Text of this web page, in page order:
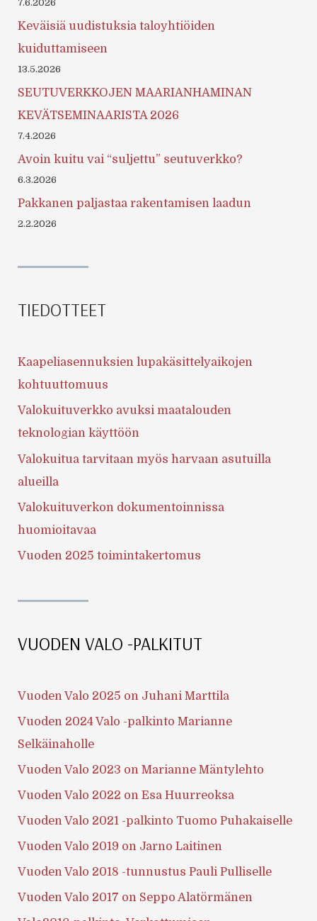
7.6.2026
Keväisiä uudistuksia taloyhtiöiden
kuiduttamiseen
13.5.2026
SEUTUVERKKOJEN MAARIANHAMINAN
KEVÄTSEMINAARISTA 2026
7.4.2026
Avoin kuitu vai “suljettu” seutuverkko?
6.3.2026
Pakkanen paljastaa rakentamisen laadun
2.2.2026
TIEDOTTEET
Kaapeliasennuksien lupakäsittelyaikojen
kohtuuttomuus
Valokuituverkko avuksi maatalouden
teknologian käyttöön
Valokuitua tarvitaan myös harvaan asutuilla
alueilla
Valokuituverkon dokumentoinnissa
huomioitavaa
Vuoden 2025 toimintakertomus
VUODEN VALO -PALKITUT
Vuoden Valo 2025 on Juhani Marttila
Vuoden 2024 Valo -palkinto Marianne
Selkäinaholle
Vuoden Valo 2023 on Marianne Mäntylehto
Vuoden Valo 2022 on Esa Huurreoksa
Vuoden Valo 2021 -palkinto Tuomo Puhakaiselle
Vuoden Valo 2019 on Jarno Laitinen
Vuoden Valo 2018 -tunnustus Pauli Pulliselle
Vuoden Valo 2017 on Seppo Alatörmänen